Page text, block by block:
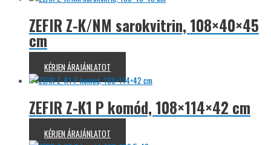
ZEFIR Z-K/NM sarokvitrin, 108×40×45
cm
KÉRJEN ÁRAJÁNLATOT
ZEFIR Z-K1 P komód, 108×114×42 cm
KÉRJEN ÁRAJÁNLATOT